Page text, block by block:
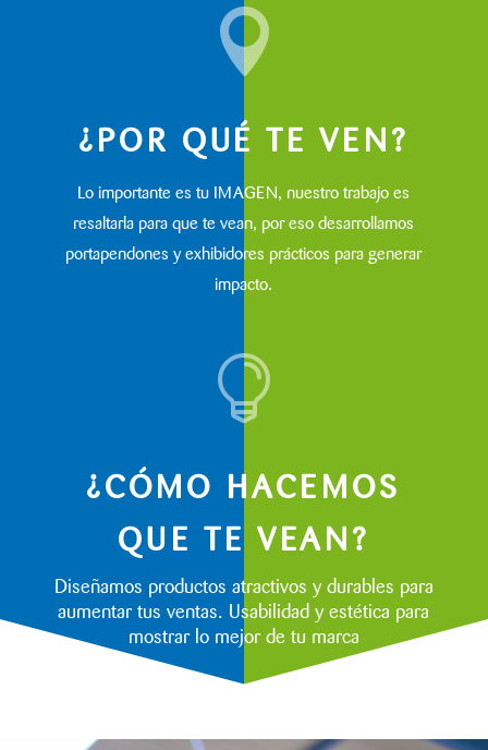

¿POR QUÉ TE VEN?
Lo importante es tu IMAGEN, nuestro trabajo es
resaltarla para que te vean, por eso desarrollamos
portapendones y exhibidores prácticos para generar
impacto.

¿CÓMO HACEMOS
QUE TE VEAN?
Diseñamos productos atractivos y durables para
aumentar tus ventas. Usabilidad y estética para
mostrar lo mejor de tu marca